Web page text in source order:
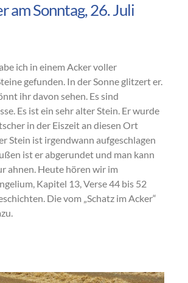
am Sonntag, 26. Juli
ich in einem Acker voller
gefunden. In der Sonne glitzert er.
ihr davon sehen. Es sind
Es ist ein sehr alter Stein. Er wurde
in der Eiszeit an diesen Ort
Stein ist irgendwann aufgeschlagen
ist er abgerundet und man kann
ahnen. Heute hören wir im
Kapitel 13, Verse 44 bis 52
Die vom „Schatz im Acker“